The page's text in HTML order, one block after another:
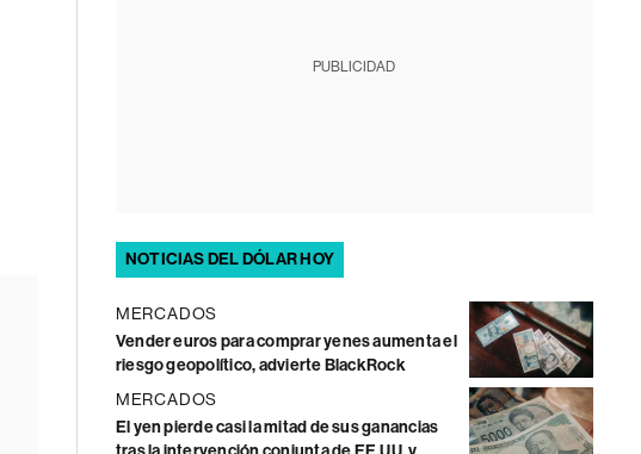
PUBLICIDAD
NOTICIAS DEL DÓLAR HOY
MERCADOS
Vender euros para comprar yenes aumenta el
riesgo geopolítico, advierte BlackRock
MERCADOS
El yen pierde casi la mitad de sus ganancias